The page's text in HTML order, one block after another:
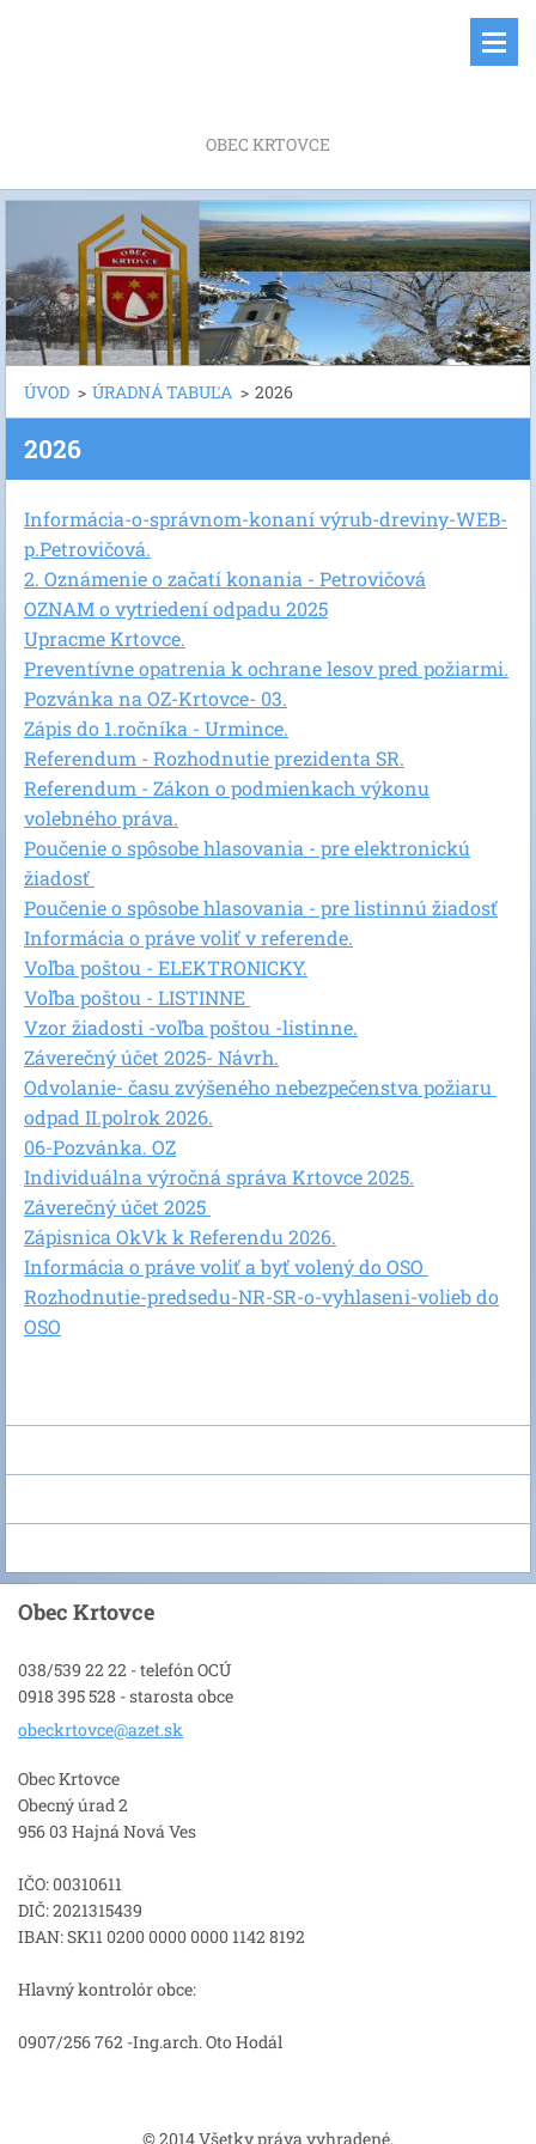
OBEC KRTOVCE
ÚVOD > ÚRADNÁ TABUĽA > 2026
2026
Informácia-o-správnom-konaní výrub-dreviny-WEB-
p.Petrovičová.
2. Oznámenie o začatí konania - Petrovičová
OZNAM o vytriedení odpadu 2025
Upracme Krtovce.
Preventívne opatrenia k ochrane lesov pred požiarmi.
Pozvánka na OZ-Krtovce- 03.
Zápis do 1.ročníka - Urmince.
Referendum - Rozhodnutie prezidenta SR.
Referendum - Zákon o podmienkach výkonu
volebného práva.
Poučenie o spôsobe hlasovania - pre elektronickú
žiadosť
Poučenie o spôsobe hlasovania - pre listinnú žiadosť
Informácia o práve voliť v referende.
Voľba poštou - ELEKTRONICKY.
Voľba poštou - LISTINNE
Vzor žiadosti -voľba poštou -listinne.
Záverečný účet 2025- Návrh.
Odvolanie- času zvýšeného nebezpečenstva požiaru
odpad II.polrok 2026.
06-Pozvánka. OZ
Individuálna výročná správa Krtovce 2025.
Záverečný účet 2025
Zápisnica OkVk k Referendu 2026.
Informácia o práve voliť a byť volený do OSO
Rozhodnutie-predsedu-NR-SR-o-vyhlaseni-volieb do
OSO
Obec Krtovce
038/539 22 22 - telefón OCÚ
0918 395 528 - starosta obce
obeckrtovce@azet.sk
Obec Krtovce
Obecný úrad 2
956 03 Hajná Nová Ves
IČO: 00310611
DIČ: 2021315439
IBAN: SK11 0200 0000 0000 1142 8192
Hlavný kontrolór obce:
0907/256 762 -Ing.arch. Oto Hodál
© 2014 Všetky práva vyhradené.